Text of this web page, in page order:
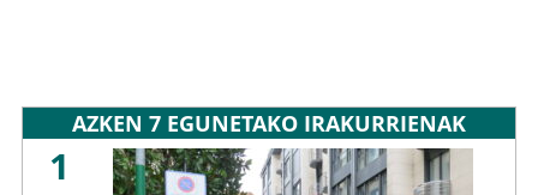
AZKEN 7 EGUNETAKO IRAKURRIENAK
1